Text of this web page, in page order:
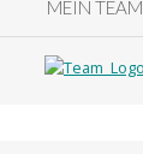
MEIN TEAM